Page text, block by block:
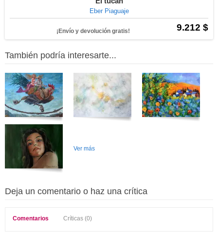
Eber Piaguaje
9.212 $
¡Envío y devolución gratis!
También podría interesarte...
Ver más
Deja un comentario o haz una crítica
Comentarios Críticas (0)